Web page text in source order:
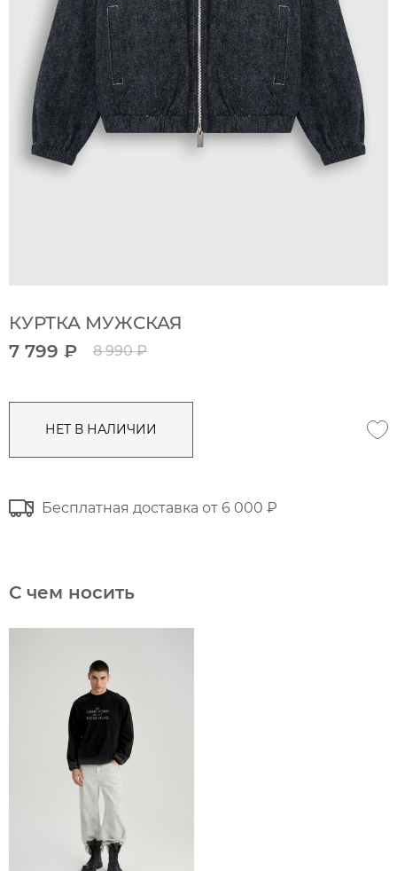
КУРТКА МУЖСКАЯ
7 799 ₽
8 990 ₽
НЕТ В НАЛИЧИИ
Бесплатная доставка от 6 000 ₽
С чем носить